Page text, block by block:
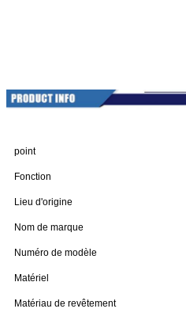
point
Fonction
Lieu d'origine
Nom de marque
Numéro de modèle
Matériel
Matériau de revêtement